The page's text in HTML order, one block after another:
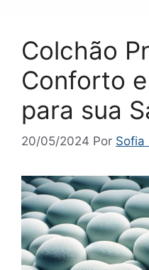
Colchão
Conforto
para sua
20/05/2024 Por Sofia